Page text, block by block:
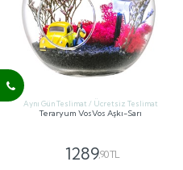
Aynı Gün Teslimat / Ücretsiz Teslimat
Teraryum VosVos Aşkı-Sarı
1289,90 TL